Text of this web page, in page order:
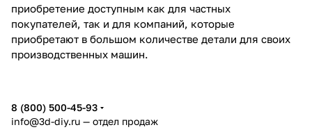
приобретение доступным как для частных
покупателей, так и для компаний, которые
приобретают в большом количестве детали для своих
производственных машин.
8 (800) 500-45-93
info@3d-diy.ru — отдел продаж